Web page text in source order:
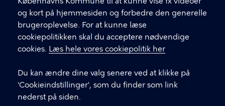
og kort på hjemmesiden og forbedre den generelle
brugeroplevelse. For at kunne læse
cookiepolitikken skal du acceptere nødvendige
cookies. Læs hele vores cookiepolitik her
Du kan ændre dine valg senere ved at klikke på
'Cookieindstillinger', som du finder som link
nederst på siden.
KONTAKT
Børne- og ungdomsforvaltningen
LINKS